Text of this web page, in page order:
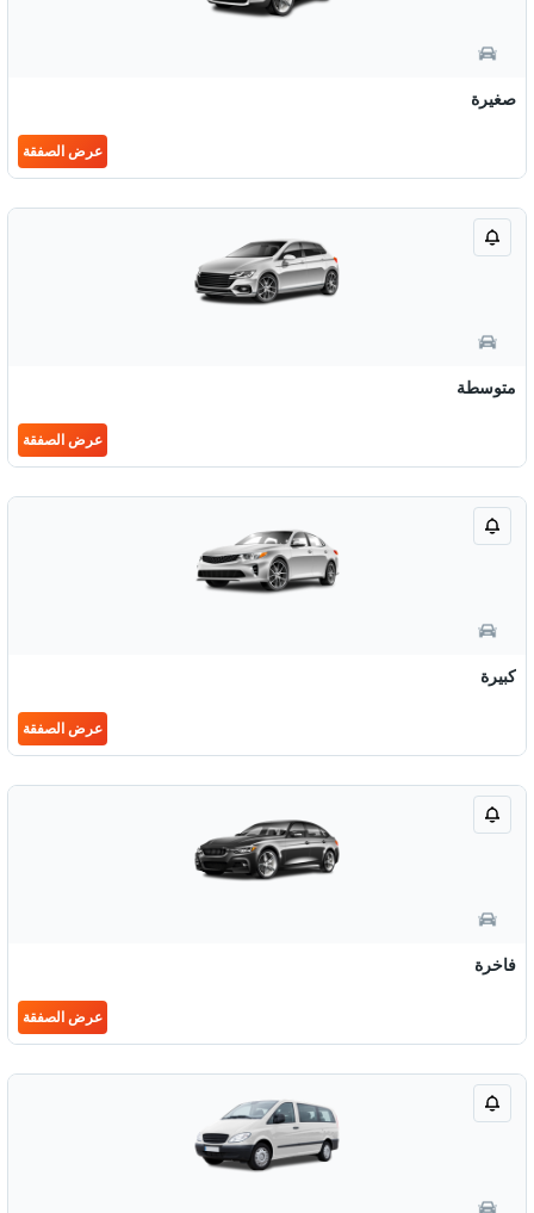
صغيرة
عرض الصفقة
متوسطة
عرض الصفقة
كبيرة
عرض الصفقة
فاخرة
عرض الصفقة